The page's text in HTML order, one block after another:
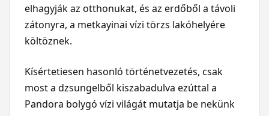
elhagyják az otthonukat, és az erdőből a távoli
zátonyra, a metkayinai vízi törzs lakóhelyére
költöznek.
Kísértetiesen hasonló történetvezetés, csak
most a dzsungelből kiszabadulva ezúttal a
Pandora bolygó vízi világát mutatja be nekünk